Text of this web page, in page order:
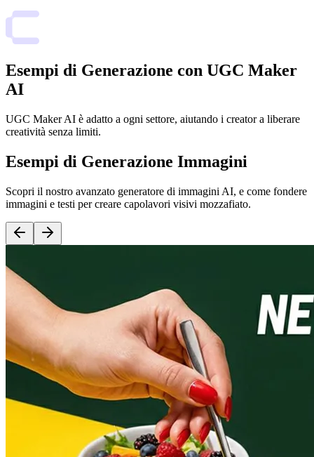
Esempi di Generazione con UGC Maker
AI
UGC Maker AI è adatto a ogni settore, aiutando i creator a liberare
creatività senza limiti.
Esempi di Generazione Immagini
Scopri il nostro avanzato generatore di immagini AI, e come fondere
immagini e testi per creare capolavori visivi mozzafiato.